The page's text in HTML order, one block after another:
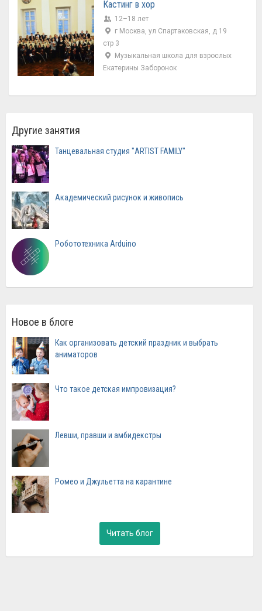
Кастинг в хор
12–18 лет
г Москва, ул Спартаковская, д 19
стр 3
Музыкальная школа для взрослых
Екатерины Заборонок
Другие занятия
Танцевальная студия "ARTIST FAMILY"
Академический рисунок и живопись
Робототехника Arduino
Новое в блоге
Как организовать детский праздник и выбрать
аниматоров
Что такое детская импровизация?
Левши, правши и амбидекстры
Ромео и Джульетта на карантине
Читать блог